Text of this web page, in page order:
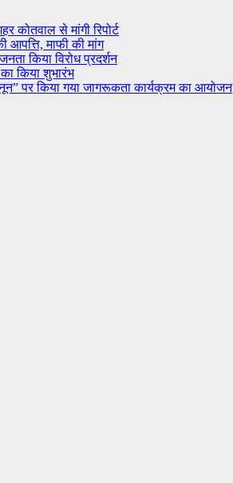
कोतवाल से मांगी रिपोर्ट
आपत्ति, माफी की मांग
किया विरोध प्रदर्शन
किया शुभारंभ
पर किया गया जागरूकता कार्यक्रम का आयोजन